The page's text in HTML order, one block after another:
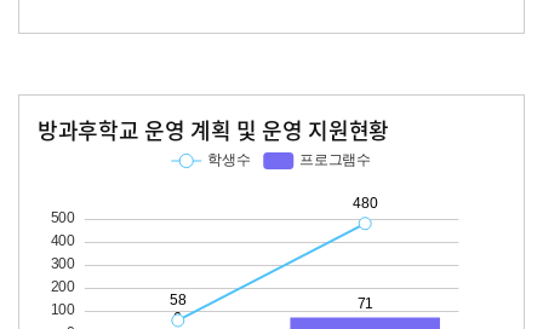
방과후학교 운영 계획 및 운영 지원현황